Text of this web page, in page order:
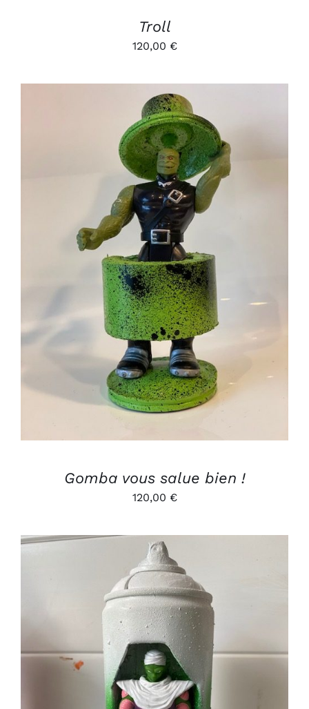
Troll
120,00 €
AJOUTER AU PANIER
/
Gomba vous salue bien !
120,00 €